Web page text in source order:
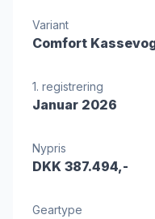
Variant
Comfort
1. registrering
Januar 2026
Nypris
DKK 387.494,-
Geartype